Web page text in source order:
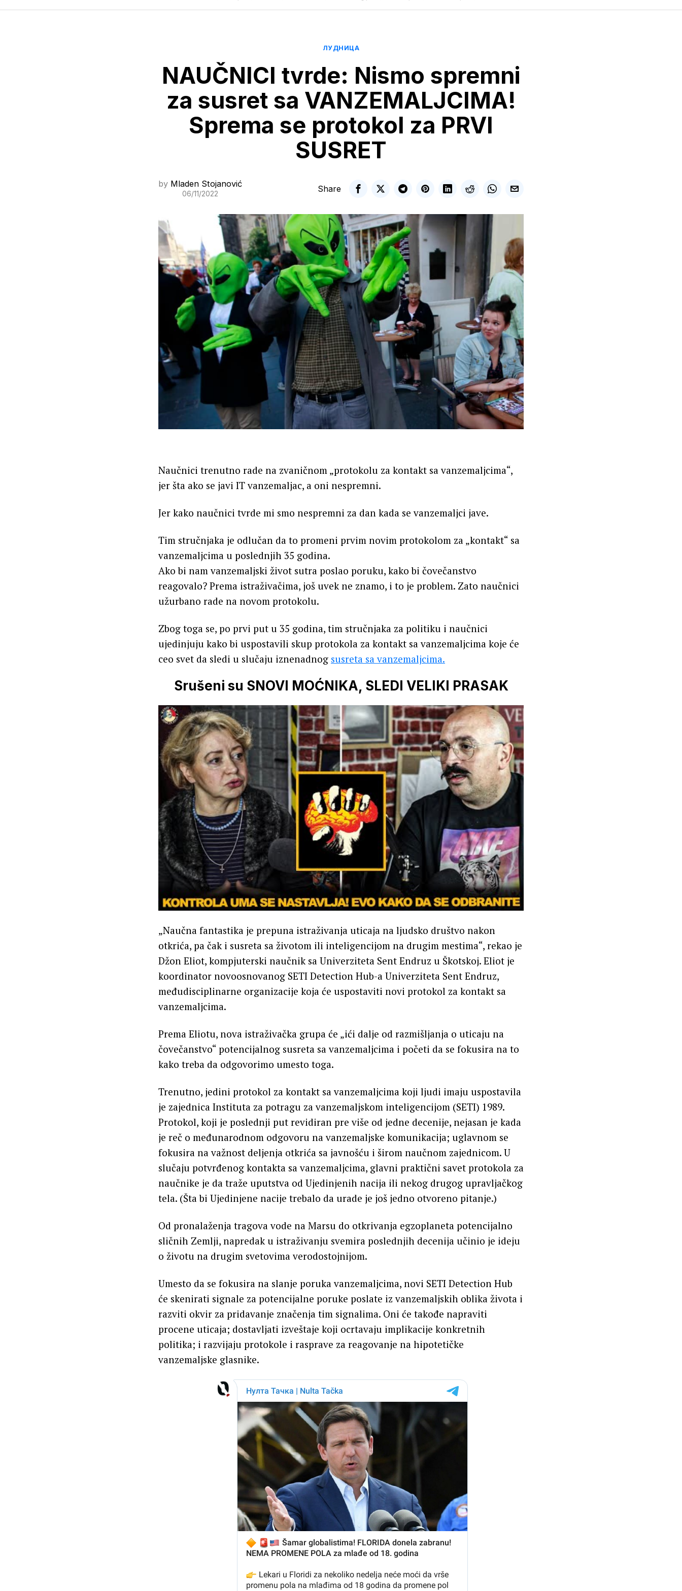
ЛУДНИЦА
NAUČNICI tvrde: Nismo spremni
za susret sa VANZEMALJCIMA!
Sprema se protokol za PRVI
SUSRET
by Mladen Stojanović
06/11/2022
Share
Naučnici trenutno rade na zvaničnom „protokolu za kontakt sa vanzemaljcima“,
jer šta ako se javi IT vanzemaljac, a oni nespremni.
Jer kako naučnici tvrde mi smo nespremni za dan kada se vanzemaljci jave.
Tim stručnjaka je odlučan da to promeni prvim novim protokolom za „kontakt“ sa
vanzemaljcima u poslednjih 35 godina.
Ako bi nam vanzemaljski život sutra poslao poruku, kako bi čovečanstvo
reagovalo? Prema istraživačima, još uvek ne znamo, i to je problem. Zato naučnici
užurbano rade na novom protokolu.
Zbog toga se, po prvi put u 35 godina, tim stručnjaka za politiku i naučnici
ujedinjuju kako bi uspostavili skup protokola za kontakt sa vanzemaljcima koje će
ceo svet da sledi u slučaju iznenadnog susreta sa vanzemaljcima.
Srušeni su SNOVI MOĆNIKA, SLEDI VELIKI PRASAK
„Naučna fantastika je prepuna istraživanja uticaja na ljudsko društvo nakon
otkrića, pa čak i susreta sa životom ili inteligencijom na drugim mestima“, rekao je
Džon Eliot, kompjuterski naučnik sa Univerziteta Sent Endruz u Škotskoj. Eliot je
koordinator novoosnovanog SETI Detection Hub-a Univerziteta Sent Endruz,
međudisciplinarne organizacije koja će uspostaviti novi protokol za kontakt sa
vanzemaljcima.
Prema Eliotu, nova istraživačka grupa će „ići dalje od razmišljanja o uticaju na
čovečanstvo“ potencijalnog susreta sa vanzemaljcima i početi da se fokusira na to
kako treba da odgovorimo umesto toga.
Trenutno, jedini protokol za kontakt sa vanzemaljcima koji ljudi imaju uspostavila
je zajednica Instituta za potragu za vanzemaljskom inteligencijom (SETI) 1989.
Protokol, koji je poslednji put revidiran pre više od jedne decenije, nejasan je kada
je reč o međunarodnom odgovoru na vanzemaljske komunikacija; uglavnom se
fokusira na važnost deljenja otkrića sa javnošću i širom naučnom zajednicom. U
slučaju potvrđenog kontakta sa vanzemaljcima, glavni praktični savet protokola za
naučnike je da traže uputstva od Ujedinjenih nacija ili nekog drugog upravljačkog
tela. (Šta bi Ujedinjene nacije trebalo da urade je još jedno otvoreno pitanje.)
Od pronalaženja tragova vode na Marsu do otkrivanja egzoplaneta potencijalno
sličnih Zemlji, napredak u istraživanju svemira poslednjih decenija učinio je ideju
o životu na drugim svetovima verodostojnijom.
Umesto da se fokusira na slanje poruka vanzemaljcima, novi SETI Detection Hub
će skenirati signale za potencijalne poruke poslate iz vanzemaljskih oblika života i
razviti okvir za pridavanje značenja tim signalima. Oni će takođe napraviti
procene uticaja; dostavljati izveštaje koji ocrtavaju implikacije konkretnih
politika; i razvijaju protokole i rasprave za reagovanje na hipotetičke
vanzemaljske glasnike.